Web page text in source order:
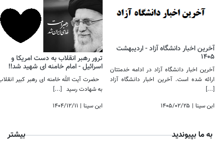
آخرین اخبار دانشگاه آزاد - اردیبهشت
1405
آخرین اخبار دانشگاه آزاد در ادامه خدمتتان
ارائه شده است. آخرین اخبار دانشگاه آزاد
[...]
۱۴۰۵/۰۲/۲۵ | ابن سینا
ترور رهبر انقلاب به دست امریکا و
اسرائیل - امام خامنه ای شهید شد!! ​​​​​​​
حضرت آیت الله خامنه ای رهبر کبیر
به شهادت رسید
[...]
۱۴۰۴/۱۲/۱۱ | ابن سینا
به ما بپیوندید بیشتر